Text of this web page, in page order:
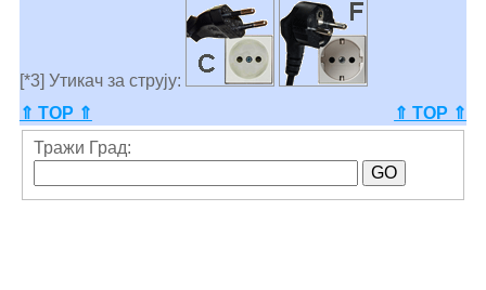
[*3] Утикач за струју:
⇑ TOP ⇑
⇑ TOP ⇑
Тражи Град: